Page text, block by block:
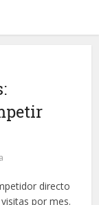
directo
por mes.